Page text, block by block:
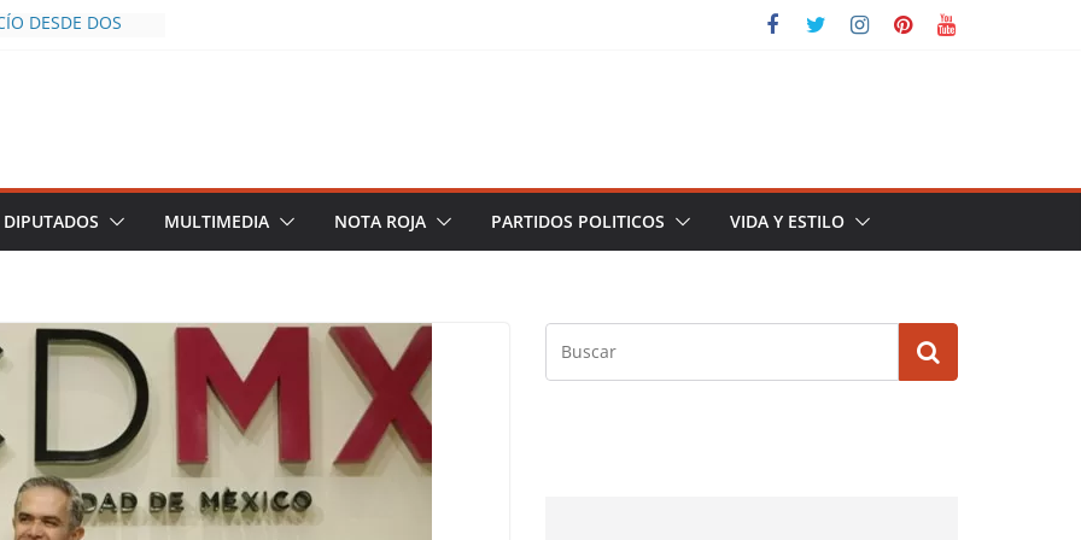
DESDE DOS
AL INFLUENCER
DURANTE
EN
A LAS
Y TERMINA
DE
DEL PLAN
DIPUTADOS MULTIMEDIA NOTA ROJA PARTIDOS POLITICOS VIDA Y ESTILO